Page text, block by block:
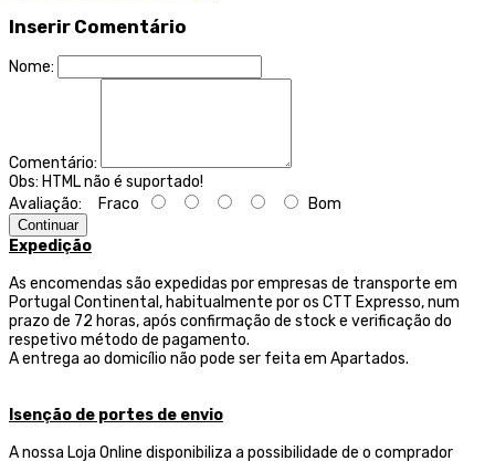
Inserir Comentário
Nome:
Comentário:
Obs: HTML não é suportado!
Avaliação: Fraco Bom
Continuar
Expedição
As encomendas são expedidas por empresas de transporte em
Portugal Continental, habitualmente por os CTT Expresso,num
prazo de 72 horas, após confirmação de stock e verificação do
respetivo método de pagamento.
A entrega ao domicílio não pode ser feita em Apartados.
Isenção de portes de envio
A nossa Loja Online disponibiliza a possibilidade de o comprador